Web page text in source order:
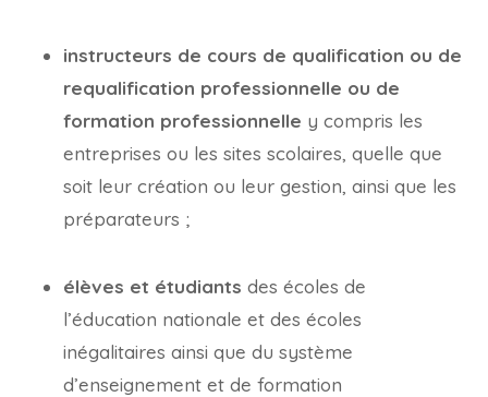
instructeurs de cours de qualification ou de
requalification professionnelle ou de
formation professionnelle y compris les
entreprises ou les sites scolaires, quelle que
soit leur création ou leur gestion, ainsi que les
préparateurs ;
élèves et étudiants des écoles de
l’éducation nationale et des écoles
inégalitaires ainsi que du système
d’enseignement et de formation